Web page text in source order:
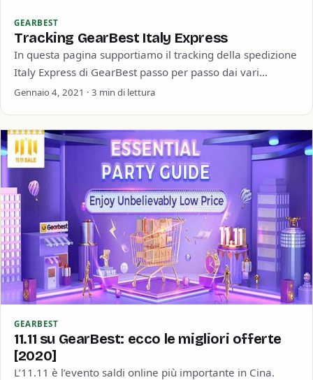
GEARBEST
Tracking GearBest Italy Express
In questa pagina supportiamo il tracking della spedizione
Italy Express di GearBest passo per passo dai vari
magazzini (Europeo, Hong Kong e Cinese) GearBest…
Gennaio 4, 2021 · 3 min di lettura
GEARBEST
11.11 su GearBest: ecco le migliori offerte
[2020]
L’11.11 è l’evento saldi online più importante in Cina.